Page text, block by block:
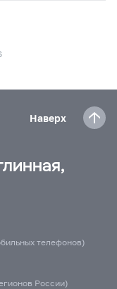
Наверх
телефонов)
России)